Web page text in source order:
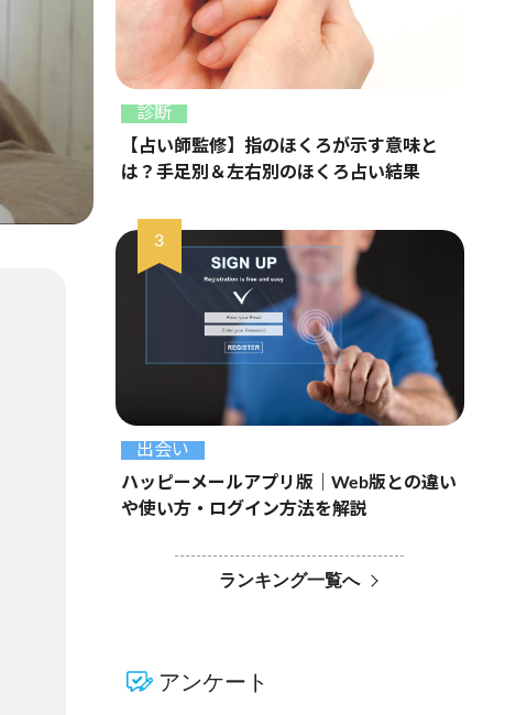
診断
【占い師監修】指のほくろが示す意味と
は？手足別＆左右別のほくろ占い結果
出会い
ハッピーメールアプリ版｜Web版との違い
や使い方・ログイン方法を解説
ランキング一覧へ
アンケート